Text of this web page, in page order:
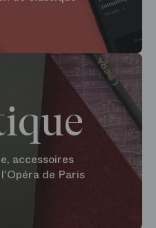
accessoires
de Paris